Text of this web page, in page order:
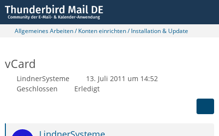
Allgemeines Arbeiten / Konten einrichten / Installation & Update
vCard
LindnerSysteme
13. Juli 2011 um 14:52
Geschlossen
Erledigt